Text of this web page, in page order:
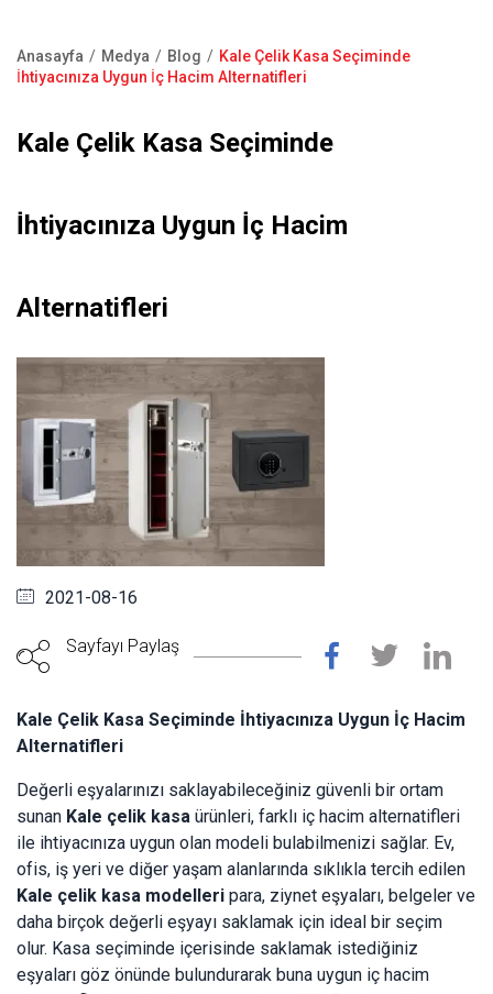
Kale Alarm
Garanti Kayıt Formu
Bize Ulaşın
Sayfa
Anasayfa Medya Blog
Kale Çelik Kasa Seçiminde
İhtiyacınıza Uygun İç Hacim Alternatifleri
Kale Çelik Kasa Seçiminde
İhtiyacınıza Uygun İç Hacim
Alternatifleri
2021-08-16
Sayfayı Paylaş
Kale Çelik Kasa Seçiminde İhtiyacınıza Uygun İç Hacim
Alternatifleri
Değerli eşyalarınızı saklayabileceğiniz güvenli bir ortam
sunan Kale çelik kasa ürünleri, farklı iç hacim alternatifleri
ile ihtiyacınıza uygun olan modeli bulabilmenizi sağlar. Ev,
ofis, iş yeri ve diğer yaşam alanlarında sıklıkla tercih edilen
Kale çelik kasa modelleri para, ziynet eşyaları, belgeler ve
daha birçok değerli eşyayı saklamak için ideal bir seçim
olur. Kasa seçiminde içerisinde saklamak istediğiniz
eşyaları göz önünde bulundurarak buna uygun iç hacim